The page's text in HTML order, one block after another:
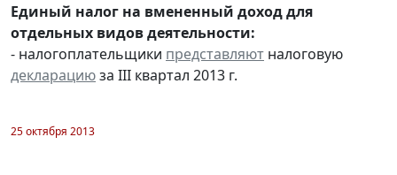
Единый налог на вмененный доход для
отдельных видов деятельности:
- налогоплательщики представляют налоговую
декларациюза III квартал 2013 г.
25 октября 2013